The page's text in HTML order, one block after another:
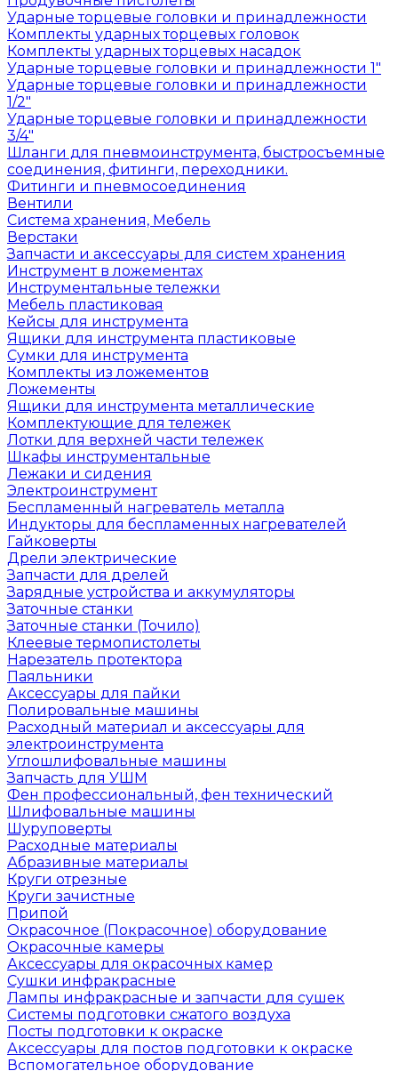
Ударные торцевые головки и принадлежности
Комплекты ударных торцевых головок
Комплекты ударных торцевых насадок
Ударные торцевые головки и принадлежности 1"
Ударные торцевые головки и принадлежности
1/2"
Ударные торцевые головки и принадлежности
3/4"
Шланги для пневмоинструмента, быстросъемные
соединения, фитинги, переходники.
Фитинги и пневмосоединения
Вентили
Система хранения, Мебель
Верстаки
Запчасти и аксессуары для систем хранения
Инструмент в ложементах
Инструментальные тележки
Мебель пластиковая
Кейсы для инструмента
Ящики для инструмента пластиковые
Сумки для инструмента
Комплекты из ложементов
Ложементы
Ящики для инструмента металлические
Комплектующие для тележек
Лотки для верхней части тележек
Шкафы инструментальные
Лежаки и сидения
Электроинструмент
Беспламенный нагреватель металла
Индукторы для беспламенных нагревателей
Гайковерты
Дрели электрические
Запчасти для дрелей
Зарядные устройства и аккумуляторы
Заточные станки
Заточные станки (Точило)
Клеевые термопистолеты
Нарезатель протектора
Паяльники
Аксессуары для пайки
Полировальные машины
Расходный материал и аксессуары для
электроинструмента
Углошлифовальные машины
Запчасть для УШМ
Фен профессиональный, фен технический
Шлифовальные машины
Шуруповерты
Расходные материалы
Абразивные материалы
Круги отрезные
Круги зачистные
Припой
Окрасочное (Покрасочное) оборудование
Окрасочные камеры
Аксессуары для окрасочных камер
Сушки инфракрасные
Лампы инфракрасные и запчасти для сушек
Системы подготовки сжатого воздуха
Посты подготовки к окраске
Аксессуары для постов подготовки к окраске
Вспомогательное оборудование